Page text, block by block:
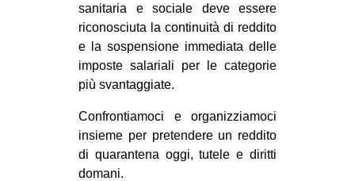
MUSICA
RECENSIONI
INTERNAZIONALE
AMERICHE
ESTREMO ORIENTE
sanitaria e sociale deve essere
riconosciuta la continuità di reddito
e la sospensione immediata delle
imposte salariali per le categorie
più svantaggiate.
Confrontiamoci e organizziamoci
insieme per pretendere un reddito
di quarantena oggi, tutele e diritti
domani.